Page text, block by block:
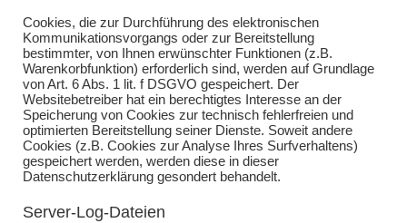
Cookies, die zur Durchführung des elektronischen
Kommunikationsvorgangs oder zur Bereitstellung
bestimmter, von Ihnen erwünschter Funktionen (z.B.
Warenkorbfunktion) erforderlich sind, werden auf Grundlage
von Art. 6 Abs. 1 lit. f DSGVO gespeichert. Der
Websitebetreiber hat ein berechtigtes Interesse an der
Speicherung von Cookies zur technisch fehlerfreien und
optimierten Bereitstellung seiner Dienste. Soweit andere
Cookies (z.B. Cookies zur Analyse Ihres Surfverhaltens)
gespeichert werden, werden diese in dieser
Datenschutzerklärung gesondert behandelt.
Server-Log-Dateien